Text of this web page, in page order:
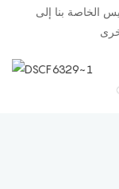
الخاصة بنا إلى